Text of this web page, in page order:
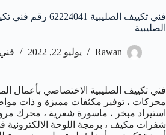
فني تكييف الصليبية
الصليبية
Rawan يوليو 22, 2022
فني تكييف الصليبية الاختصاصي بأعمال
محركات ، توفير مكثفات مميزة و ذات
استيراد مبخر ، ماسورة شعرية ، محرك
شفرات مكيف ، برمجة اللوحة الالكترونية